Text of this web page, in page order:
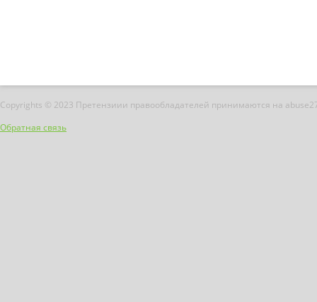
Copyrights © 2023 Претензиии правообладателей принимаются на
Обратная связь